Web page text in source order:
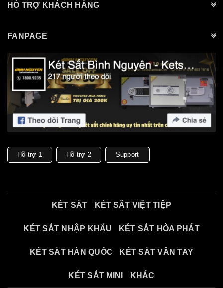
HỖ TRỢ KHÁCH HÀNG
FANPAGE
Hỗ trợ 1 Hỗ trợ 2 Support
KÉT SẮT KÉT SẮT VIỆT TIỆP
KÉT SẮT NHẬP KHẨU KÉT SẮT HÒA PHÁT
KÉT SẮT HÀN QUỐC KÉT SẮT VÂN TAY
KÉT SẮT MINI KHÁC